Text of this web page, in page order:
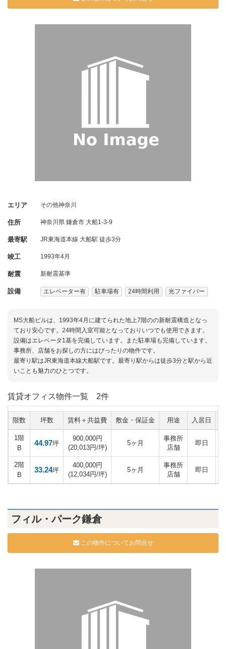
エリア その他神奈川
住所 神奈川県 鎌倉市 大船1-3-9
最寄駅 JR東海道本線 大船駅 徒歩3分
竣工 1993年4月
耐震 新耐震基準
設備 エレベーター有 駐車場有 24時間利用 光ファイバー
MS大船ビルは、1993年4月に建てられた地上7階のの新耐震構造となっ
ており安心です。24時間入室可能となっておりいつでも使用できます。
設備はエレベータ1基を完備しています。また駐車場も完備しています。
事務所、店舗をお探しの方にはぴったりの物件です。
最寄り駅はJR東海道本線大船駅です。最寄り駅からは徒歩3分と駅から近
いことも魅力のひとつです。
賃貸オフィス物件一覧 2件
階数 坪数 賃料＋共益費 敷金・保証金 用途 入居日
1階
B
44.97坪
900,000円
(20,013円/坪)
5ヶ月
事務所
店舗
即日
2階
B
33.24坪
400,000円
(12,034円/坪)
5ヶ月
事務所
店舗
即日
フィル・パーク鎌倉
この物件についてお問合せ